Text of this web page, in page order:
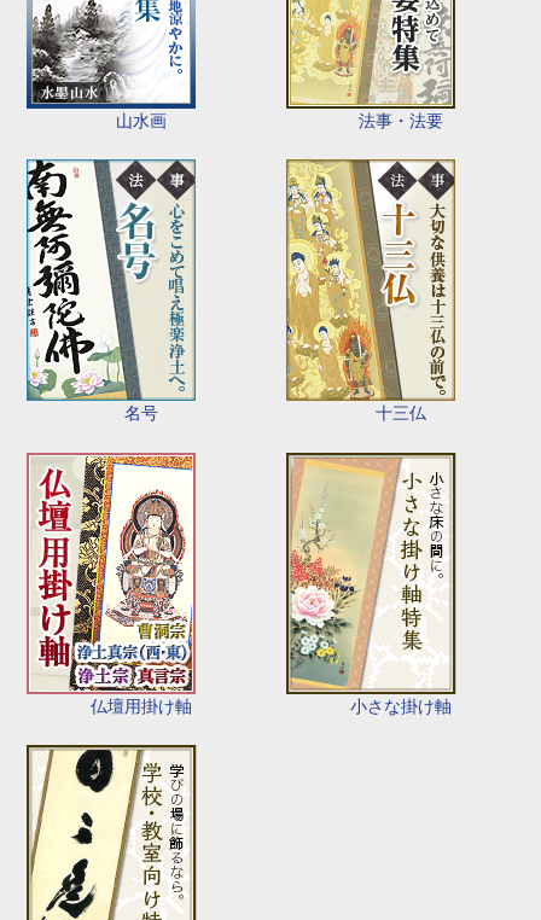
山水画 法事・法要
名号 十三仏
仏壇用掛け軸 小さな掛け軸